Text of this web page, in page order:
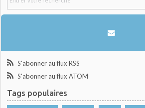
S'abonner au flux RSS
S'abonner au flux ATOM
Tags populaires